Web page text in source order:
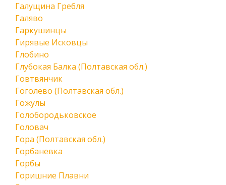
Галущина Гребля
Галяво
Гаркушинцы
Гирявые Исковцы
Глобино
Глубокая Балка (Полтавская обл.)
Говтвянчик
Гоголево (Полтавская обл.)
Гожулы
Голобородьковское
Головач
Гора (Полтавская обл.)
Горбаневка
Горбы
Горишние Плавни